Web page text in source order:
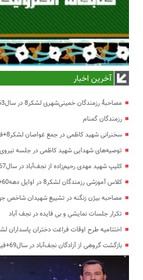
آخرین اخبار
مصاحبۀ رزمندگان خمینی‌شهری لشکر8 در سال63+فیلم
رزمندگان گمنام
سخنرانی شهید کاظمی در جمع غواصان لشکر8+فیلم
توصیه‌های شهدایی شهید کاظمی در جلسه
کلیپ شهید مهدی رحیم‌زاده از نجف‌آباد در سال67+فیلم
کلاس آموزشی رزمندگان لشکر8 در اوایل دهه60+فیلم
مصاحبه بیژن زنگنه در تشییع شهیدان شاخص
تکرار جلسات نمایشی و بی فایده در نجف آباد
اختتامیه طرح اوقات فراغت دختران پاسداران لشکر8 در سال 78+
بازگشت گروهی از آزادگان نجف‌آباد در سال69+فیلم